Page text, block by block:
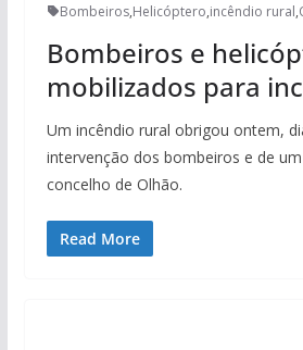
Bombeiros,Helicóptero,incêndio rural,
Bombeiros e
mobilizados para
Um incêndio rural obrigou ontem,
intervenção dos bombeiros e de
concelho de Olhão.
Read More